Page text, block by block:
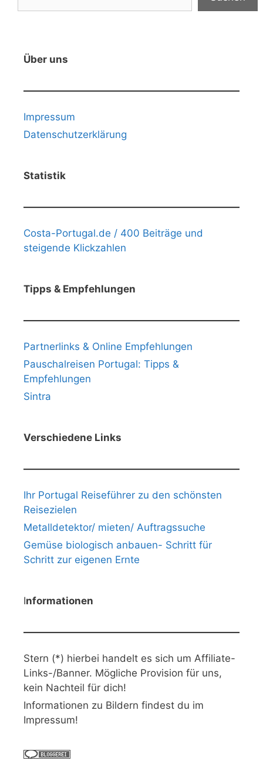
Über uns
Impressum
Datenschutzerklärung
Statistik
Costa-Portugal.de / 400 Beiträge und
steigende Klickzahlen
Tipps & Empfehlungen
Partnerlinks & Online Empfehlungen
Pauschalreisen Portugal: Tipps &
Empfehlungen
Sintra
Verschiedene Links
Ihr Portugal Reiseführer zu den schönsten
Reisezielen
Metalldetektor/ mieten/ Auftragssuche
Gemüse biologisch anbauen- Schritt für
Schritt zur eigenen Ernte
Informationen
Stern (*) hierbei handelt es sich um Affiliate-
Links-/Banner. Mögliche Provision für uns,
kein Nachteil für dich!
Informationen zu Bildern findest du im
Impressum!